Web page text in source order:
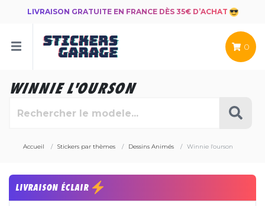
LIVRAISON GRATUITE EN FRANCE DÈS 35€ D’ACHAT
0
WINNIE L'OURSON
Accueil Stickers par thèmes Dessins Animés Winnie l'ourson
LIVRAISON ÉCLAIR